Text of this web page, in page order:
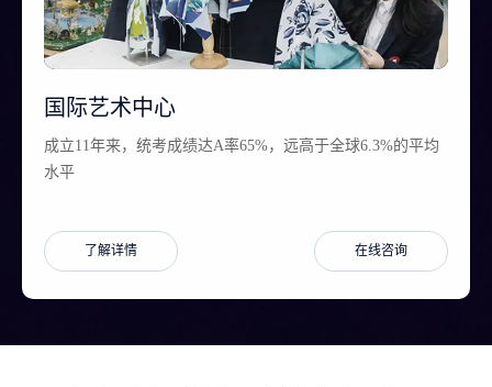
国际艺术中心
成立11年来，统考成绩达A率65%，远高于全球6.3%的平均
水平
了解详情 在线咨询